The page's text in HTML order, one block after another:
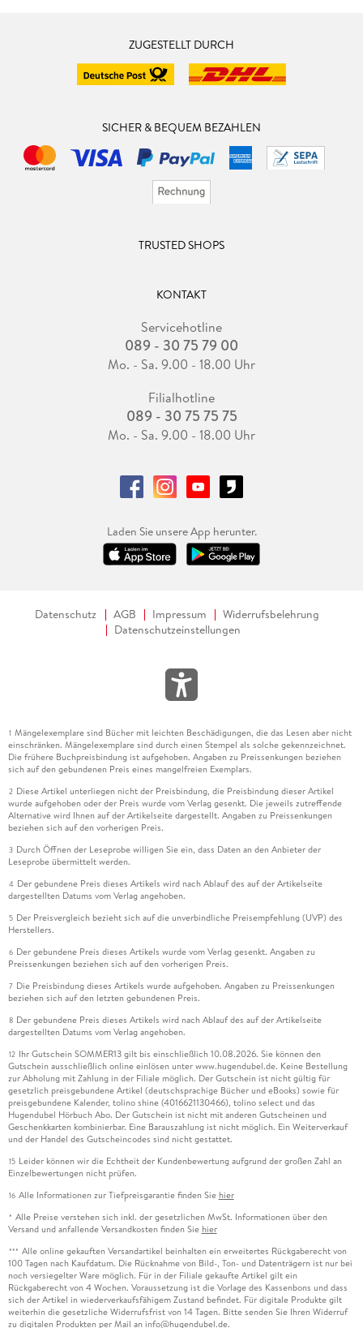
ZUGESTELLT DURCH
SICHER & BEQUEM BEZAHLEN
TRUSTED SHOPS
KONTAKT
Servicehotline
089 - 30 75 79 00
Mo. - Sa. 9.00 - 18.00 Uhr
Filialhotline
089 - 30 75 75 75
Mo. - Sa. 9.00 - 18.00 Uhr
Laden Sie unsere App herunter.
Datenschutz AGB Impressum
Widerrufsbelehrung
Datenschutzeinstellungen
1 Mängelexemplare sind Bücher mit leichten Beschädigungen, die das Lesen aber nicht
einschränken. Mängelexemplare sind durch einen Stempel als solche gekennzeichnet.
Die frühere Buchpreisbindung ist aufgehoben. Angaben zu Preissenkungen beziehen
sich auf den gebundenen Preis eines mangelfreien Exemplars.
2 Diese Artikel unterliegen nicht der Preisbindung, die Preisbindung dieser Artikel
wurde aufgehoben oder der Preis wurde vom Verlag gesenkt. Die jeweils zutreffende
Alternative wird Ihnen auf der Artikelseite dargestellt. Angaben zu Preissenkungen
beziehen sich auf den vorherigen Preis.
3 Durch Öffnen der Leseprobe willigen Sie ein, dass Daten an den Anbieter der
Leseprobe übermittelt werden.
4 Der gebundene Preis dieses Artikels wird nach Ablauf des auf der Artikelseite
dargestellten Datums vom Verlag angehoben.
5 Der Preisvergleich bezieht sich auf die unverbindliche Preisempfehlung (UVP) des
Herstellers.
6 Der gebundene Preis dieses Artikels wurde vom Verlag gesenkt. Angaben zu
Preissenkungen beziehen sich auf den vorherigen Preis.
7 Die Preisbindung dieses Artikels wurde aufgehoben. Angaben zu Preissenkungen
beziehen sich auf den letzten gebundenen Preis.
8 Der gebundene Preis dieses Artikels wird nach Ablauf des auf der Artikelseite
dargestellten Datums vom Verlag angehoben.
12 Ihr Gutschein SOMMER13 gilt bis einschließlich 10.08.2026. Sie können den
Gutschein ausschließlich online einlösen unter www.hugendubel.de. Keine Bestellung
zur Abholung mit Zahlung in der Filiale möglich. Der Gutschein ist nicht gültig für
gesetzlich preisgebundene Artikel (deutschsprachige Bücher und eBooks) sowie für
preisgebundene Kalender, tolino shine (4016621130466), tolino select und das
Hugendubel Hörbuch Abo. Der Gutschein ist nicht mit anderen Gutscheinen und
Geschenkkarten kombinierbar. Eine Barauszahlung ist nicht möglich. Ein Weiterverkauf
und der Handel des Gutscheincodes sind nicht gestattet.
15 Leider können wir die Echtheit der Kundenbewertung aufgrund der großen Zahl an
Einzelbewertungen nicht prüfen.
16 Alle Informationen zur Tiefpreisgarantie finden Sie hier
* Alle Preise verstehen sich inkl. der gesetzlichen MwSt. Informationen über den
Versand und anfallende Versandkosten finden Sie hier
*** Alle online gekauften Versandartikel beinhalten ein erweitertes Rückgaberecht von
100 Tagen nach Kaufdatum. Die Rücknahme von Bild-, Ton- und Datenträgern ist nur bei
noch versiegelter Ware möglich. Für in der Filiale gekaufte Artikel gilt ein
Rückgaberecht von 4 Wochen. Voraussetzung ist die Vorlage des Kassenbons und dass
sich der Artikel in wiederverkaufsfähigem Zustand befindet. Für digitale Produkte gilt
weiterhin die gesetzliche Widerrufsfrist von 14 Tagen. Bitte senden Sie Ihren Widerruf
zu digitalen Produkten per Mail an info@hugendubel.de.